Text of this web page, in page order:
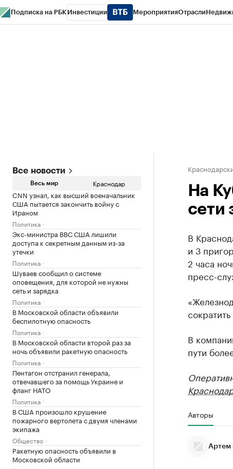
Подписка на РБК Инвестиции МероприятияОтрасли
Все новости
Весь мир Краснодар
CNN узнал, как высший военачальник
США пытается закончить войну с
Ираном
Политика
Экс-министра ВВС США лишили
доступа к секретным данным из-за
утечки
Политика
Шуваев сообщил о системе
оповещения, для которой не нужны
сеть и зарядка
Политика
В Московской области объявили
беспилотную опасность
Политика
В Московской области второй раз за
ночь объявили ракетную опасность
Политика
Пентагон отстранил генерала,
отвечавшего за помощь Украине и
фланг НАТО
Политика
В США произошло крушение
пожарного вертолета с двумя членами
экипажа
Общество
Ракетную опасность объявили в
Московской области
На
сети
В
и 3
2 часа
пресс-
В
пути
Авторы
Артем